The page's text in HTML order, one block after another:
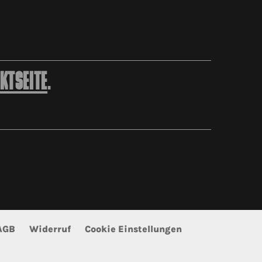
.
Widerruf Cookie Einstellungen